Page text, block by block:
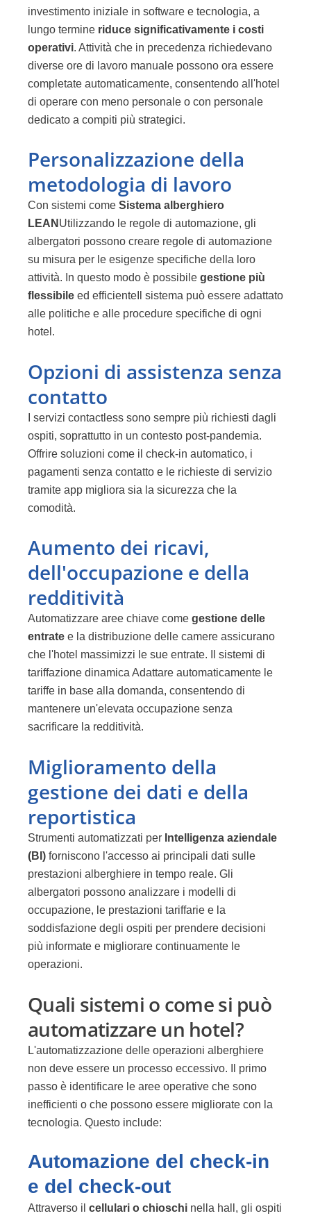
investimento iniziale in software e tecnologia, a
lungo termine riduce significativamente i costi
operativi. Attività che in precedenza richiedevano
diverse ore di lavoro manuale possono ora essere
completate automaticamente, consentendo all'hotel
di operare con meno personale o con personale
dedicato a compiti più strategici.
Personalizzazione della
metodologia di lavoro
Con sistemi come Sistema alberghiero
LEAN Utilizzando le regole di automazione, gli
albergatori possono creare regole di automazione
su misura per le esigenze specifiche della loro
attività. In questo modo è possibile gestione più
flessibile ed efficiente Il sistema può essere adattato
alle politiche e alle procedure specifiche di ogni
hotel.
Opzioni di assistenza senza
contatto
I servizi contactless sono sempre più richiesti dagli
ospiti, soprattutto in un contesto post-pandemia.
Offrire soluzioni come il check-in automatico, i
pagamenti senza contatto e le richieste di servizio
tramite app migliora sia la sicurezza che la
comodità.
Aumento dei ricavi,
dell'occupazione e della
redditività
Automatizzare aree chiave come gestione delle
entrate e la distribuzione delle camere assicurano
che l'hotel massimizzi le sue entrate. Il sistemi di
tariffazione dinamica Adattare automaticamente le
tariffe in base alla domanda, consentendo di
mantenere un'elevata occupazione senza
sacrificare la redditività.
Miglioramento della
gestione dei dati e della
reportistica
Strumenti automatizzati per Intelligenza aziendale
(BI) forniscono l'accesso ai principali dati sulle
prestazioni alberghiere in tempo reale. Gli
albergatori possono analizzare i modelli di
occupazione, le prestazioni tariffarie e la
soddisfazione degli ospiti per prendere decisioni
più informate e migliorare continuamente le
operazioni.
Quali sistemi o come si può
automatizzare un hotel?
L'automatizzazione delle operazioni alberghiere
non deve essere un processo eccessivo. Il primo
passo è identificare le aree operative che sono
inefficienti o che possono essere migliorate con la
tecnologia. Questo include:
Automazione del check-in
e del check-out
Attraverso il cellulari o chioschi nella hall, gli ospiti